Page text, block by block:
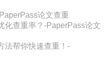
论文查重
化查重率？-PaperPass论文
法帮你快速查重！-